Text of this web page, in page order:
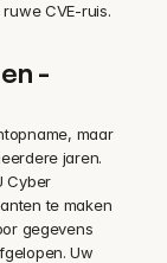
CVE-ruis.
-
maar
jaren.
Cyber
te maken
gegevens
Uw